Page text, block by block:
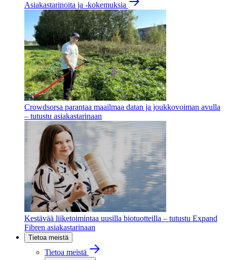
Asiakastarinoita ja -kokemuksia
Crowdsorsa parantaa maailmaa datan ja joukkovoiman avulla
– tutustu asiakastarinaan
Kestävää liiketoimintaa uusilla biotuotteilla – tutustu Expand
Fibren asiakastarinaan
Tietoa meistä
Tietoa meistä